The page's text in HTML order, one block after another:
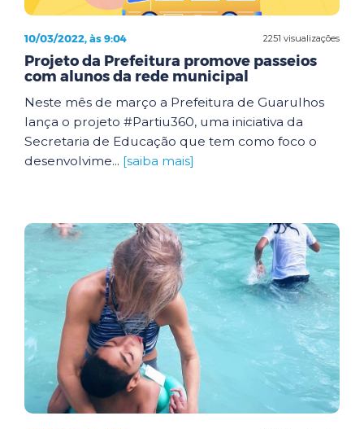
2251 visualizações
10/03/2022, às 9:04
Projeto da Prefeitura promove passeios
com alunos da rede municipal
Neste mês de março a Prefeitura de Guarulhos
lança o projeto #Partiu360, uma iniciativa da
Secretaria de Educação que tem como foco o
desenvolvime... [saiba mais]